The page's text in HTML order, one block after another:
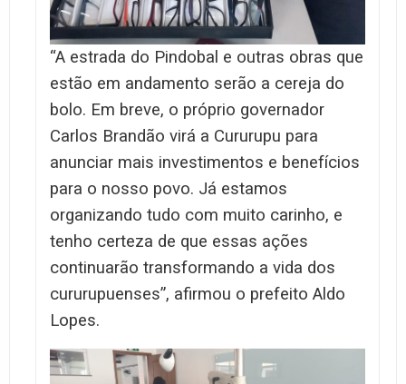
“A estrada do Pindobal e outras obras que
estão em andamento serão a cereja do
bolo. Em breve, o próprio governador
Carlos Brandão virá a Cururupu para
anunciar mais investimentos e benefícios
para o nosso povo. Já estamos
organizando tudo com muito carinho, e
tenho certeza de que essas ações
continuarão transformando a vida dos
cururupuenses”, afirmou o prefeito Aldo
Lopes.